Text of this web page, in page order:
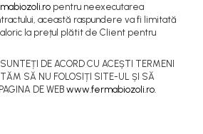
pentru neexecutarea
această raspundere va fi limitată
la prețul plătit de Client pentru
DE ACORD CU ACEȘTI TERMENI
SĂ NU FOLOSIȚI SITE-UL ȘI SĂ
DE WEB www.fermabiozoli.ro.